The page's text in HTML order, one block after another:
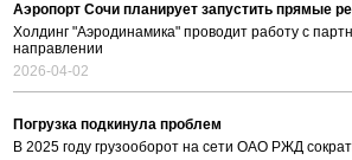
Аэропорт Сочи планирует запустить прямые
Холдинг "Аэродинамика" проводит работу с
направлении
2026-04-02
Погрузка подкинула проблем
В 2025 году грузооборот на сети ОАО РЖД